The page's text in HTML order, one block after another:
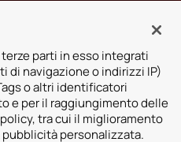
parti in esso integrati
di navigazione o indirizzi IP)
o altri identificatori
e per il raggiungimento delle
tra cui il miglioramento
personalizzata.